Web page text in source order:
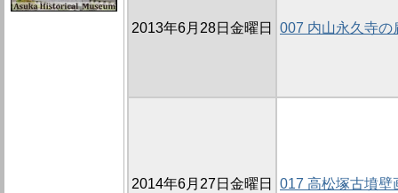
2013年6月28日金曜日 007 内山永久寺の
2014年6月27日金曜日 017 高松塚古墳壁